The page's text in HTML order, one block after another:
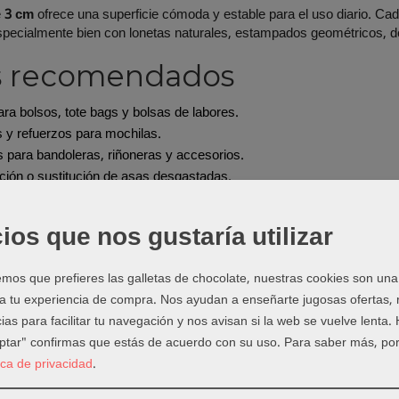
3 cmofrece una superficie cómoda y estable para el uso diario.
bien con lonetas naturales, estampados geométricos,
recomendados
bolsos, tote bags y bolsas de labores.
y refuerzos para mochilas.
para bandoleras, riñoneras y accesorios.
o sustitución de asas desgastadas.
elegir las fornituras
el ancho interior de hebillas, reguladores, anillas y
puedes combinarla con productos de Anillas, hebillas y
de Laura
prueba el largo real sobre el cuerpo y añade margen para
varias pasadas de costura, especialmente si el bolso o la mochila
que nos gustaría utilizar
que prefieres las galletas de chocolate, nuestras cookies son
tu experiencia de compra. Nos ayudan a enseñarte jugosas ofertas,
para facilitar tu navegación y nos avisan si la web se vuelve lenta.
confirmas que estás de acuerdo con su uso. Para saber más,
de privacidad.